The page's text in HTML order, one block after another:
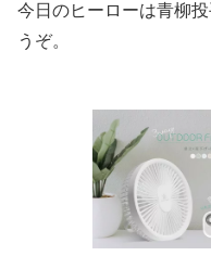
今日のヒーローは青柳
うぞ。